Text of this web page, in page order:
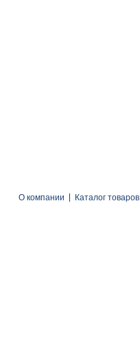
О компании Каталог товаров